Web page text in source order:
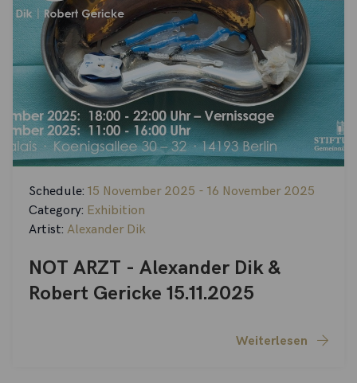
Schedule: 15 November 2025 - 16 November 2025
Category: Exhibition
Artist: Alexander Dik
NOT ARZT - Alexander Dik &
Robert Gericke 15.11.2025
Weiterlesen